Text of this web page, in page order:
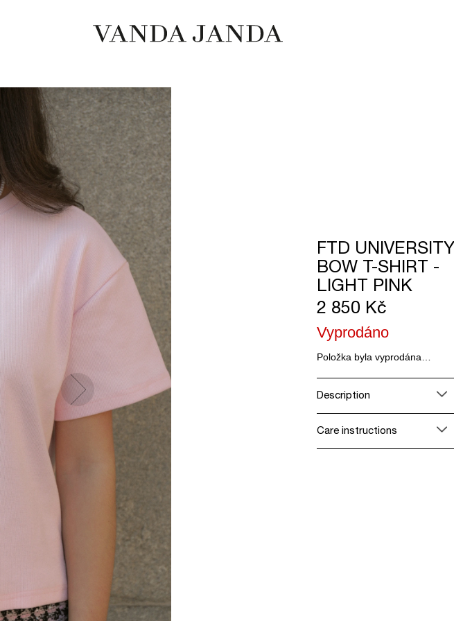
FTD UNIVERSITY
BOW T-SHIRT -
LIGHT PINK
2 850 Kč
Vyprodáno
Položka byla vyprodána…
Description
Care instructions